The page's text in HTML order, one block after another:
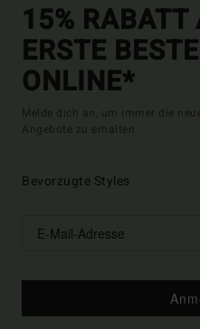
15% RABATT
ERSTE
ONLINE*
Melde dich an, um immer die
Angebote zu erhalten.
Bevorzugte Styles